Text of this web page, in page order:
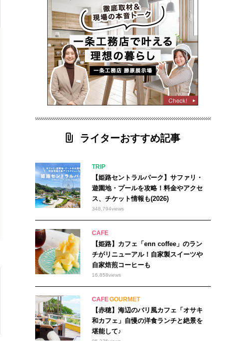
ライターおすすめ記事
TRIP
【姫路セントラルパーク】サファリ・
遊園地・プールを攻略！料金やアクセ
ス、チケット情報も(2026)
348,794views
CAFE
【姫路】カフェ「enn coffee」のラン
チがリニューアル！自家製スイーツや
自家焙煎コーヒーも
16,858views
CAFEGOURMET
【赤穂】海辺のバリ風カフェ「オサキ
和カフェ」自慢の洋食ランチと絶景を
堪能して♪